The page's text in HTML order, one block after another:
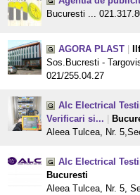
Bucuresti ...
AGORA PLAST
Sos.Bucresti -
021/255.04.27
Alc Electrical
Verificari si...
Aleea Tulcea, Nr.
Alc Electrical
Bucuresti
Aleea Tulcea, Nr. 5,